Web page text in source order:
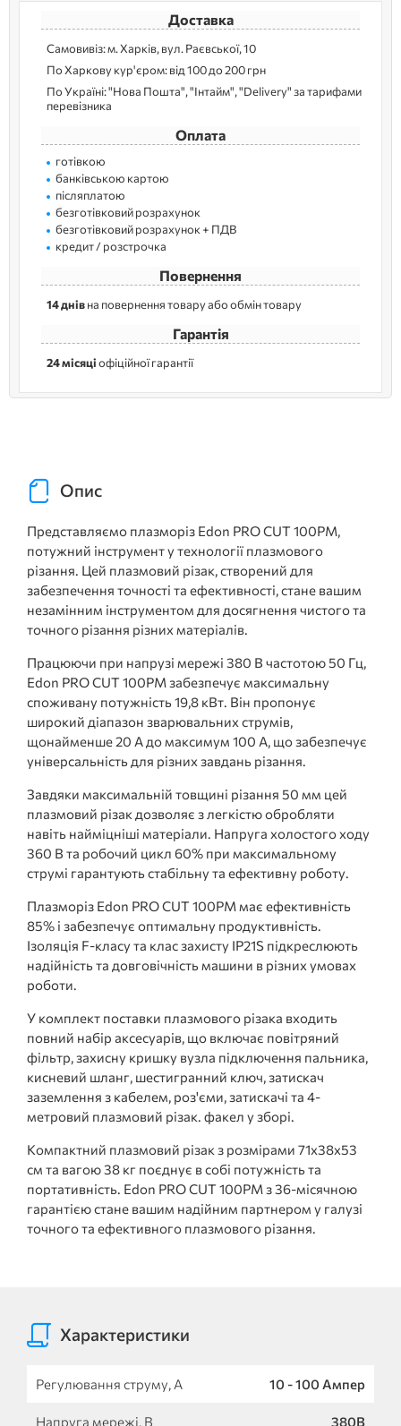
Доставка
Самовивіз: м. Харків, вул. Раєвської, 10
По Харкову кур'єром: від 100 до 200 грн
По Україні: "Нова Пошта", "Інтайм", "Delivery" за тарифами
перевізника
Оплата
готівкою
банківською картою
післяплатою
безготівковий розрахунок
безготівковий розрахунок + ПДВ
кредит / розстрочка
Повернення
14 днівна повернення товару або обмін товару
Гарантія
24 місяціофіційної гарантії
Опис
Представляємо плазморіз Edon PRO CUT 100PM,
потужний інструмент у технології плазмового
різання. Цей плазмовий різак, створений для
забезпечення точності та ефективності, стане вашим
незамінним інструментом для досягнення чистого та
точного різання різних матеріалів.
Працюючи при напрузі мережі 380 В частотою 50 Гц,
Edon PRO CUT 100PM забезпечує максимальну
споживану потужність 19,8 кВт. Він пропонує
широкий діапазон зварювальних струмів,
щонайменше 20 А до максимум 100 А, що забезпечує
універсальність для різних завдань різання.
Завдяки максимальній товщині різання 50 мм цей
плазмовий різак дозволяє з легкістю обробляти
навіть найміцніші матеріали. Напруга холостого ходу
360 В та робочий цикл 60% при максимальному
струмі гарантують стабільну та ефективну роботу.
Плазморіз Edon PRO CUT 100PM має ефективність
85% і забезпечує оптимальну продуктивність.
Ізоляція F-класу та клас захисту IP21S підкреслюють
надійність та довговічність машини в різних умовах
роботи.
У комплект поставки плазмового різака входить
повний набір аксесуарів, що включає повітряний
фільтр, захисну кришку вузла підключення пальника,
кисневий шланг, шестигранний ключ, затискач
заземлення з кабелем, роз'єми, затискачі та 4-
метровий плазмовий різак. факел у зборі.
Компактний плазмовий різак з розмірами 71x38x53
см та вагою 38 кг поєднує в собі потужність та
портативність. Edon PRO CUT 100PM з 36-місячною
гарантією стане вашим надійним партнером у галузі
точного та ефективного плазмового різання.
Характеристики
Регулювання струму, А 10 - 100 Ампер
Напруга мережі, В 380В